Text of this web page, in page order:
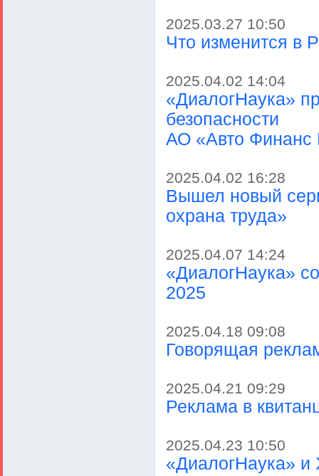
2025.03.27 10:50
Что изменится в
2025.04.02 14:04
«ДиалогНаука»
безопасности
АО «Авто Финанс
2025.04.02 16:28
Вышел новый
охрана труда»
2025.04.07 14:24
«ДиалогНаука»
2025
2025.04.18 09:08
Говорящая
2025.04.21 09:29
Реклама в
2025.04.23 10:50
«ДиалогНаука» и